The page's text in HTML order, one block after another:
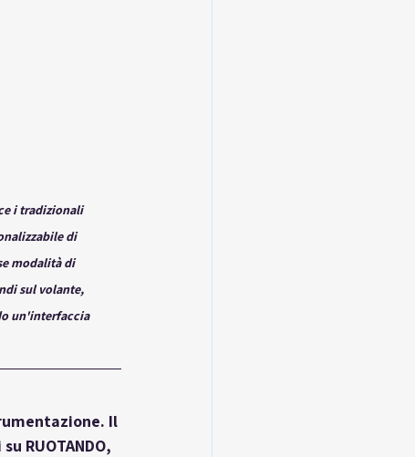
i tradizionali
di
modalità di
sul volante,
un'interfaccia
Il
RUOTANDO,